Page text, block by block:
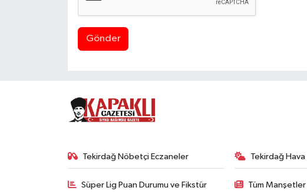
Gönder
Tekirdağ Nöbetçi Eczaneler Tekirdağ Hava
Süper Lig Puan Durumu ve Fikstür Tüm Manşetler